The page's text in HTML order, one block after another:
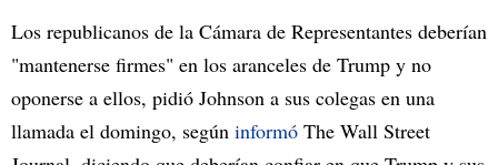
Los republicanos de la Cámara de Representantes deberían
"mantenerse firmes" en los aranceles de Trump y no
oponerse a ellos, pidió Johnson a sus colegas en una
llamada el domingo, según informó The Wall Street